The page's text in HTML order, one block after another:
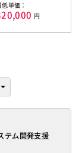
低単価：
円
テム開発支援